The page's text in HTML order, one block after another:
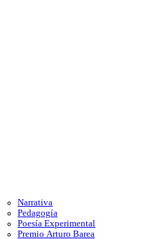
Narrativa
Pedagogía
Poesía Experimental
Premio Arturo Barea